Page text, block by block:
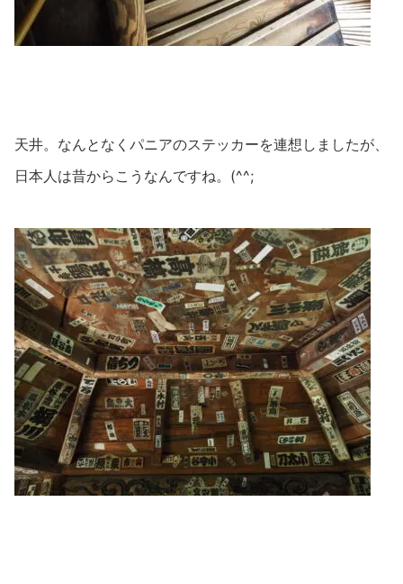
天井。なんとなくパニアのステッカーを連想しましたが、
日本人は昔からこうなんですね。(^^;